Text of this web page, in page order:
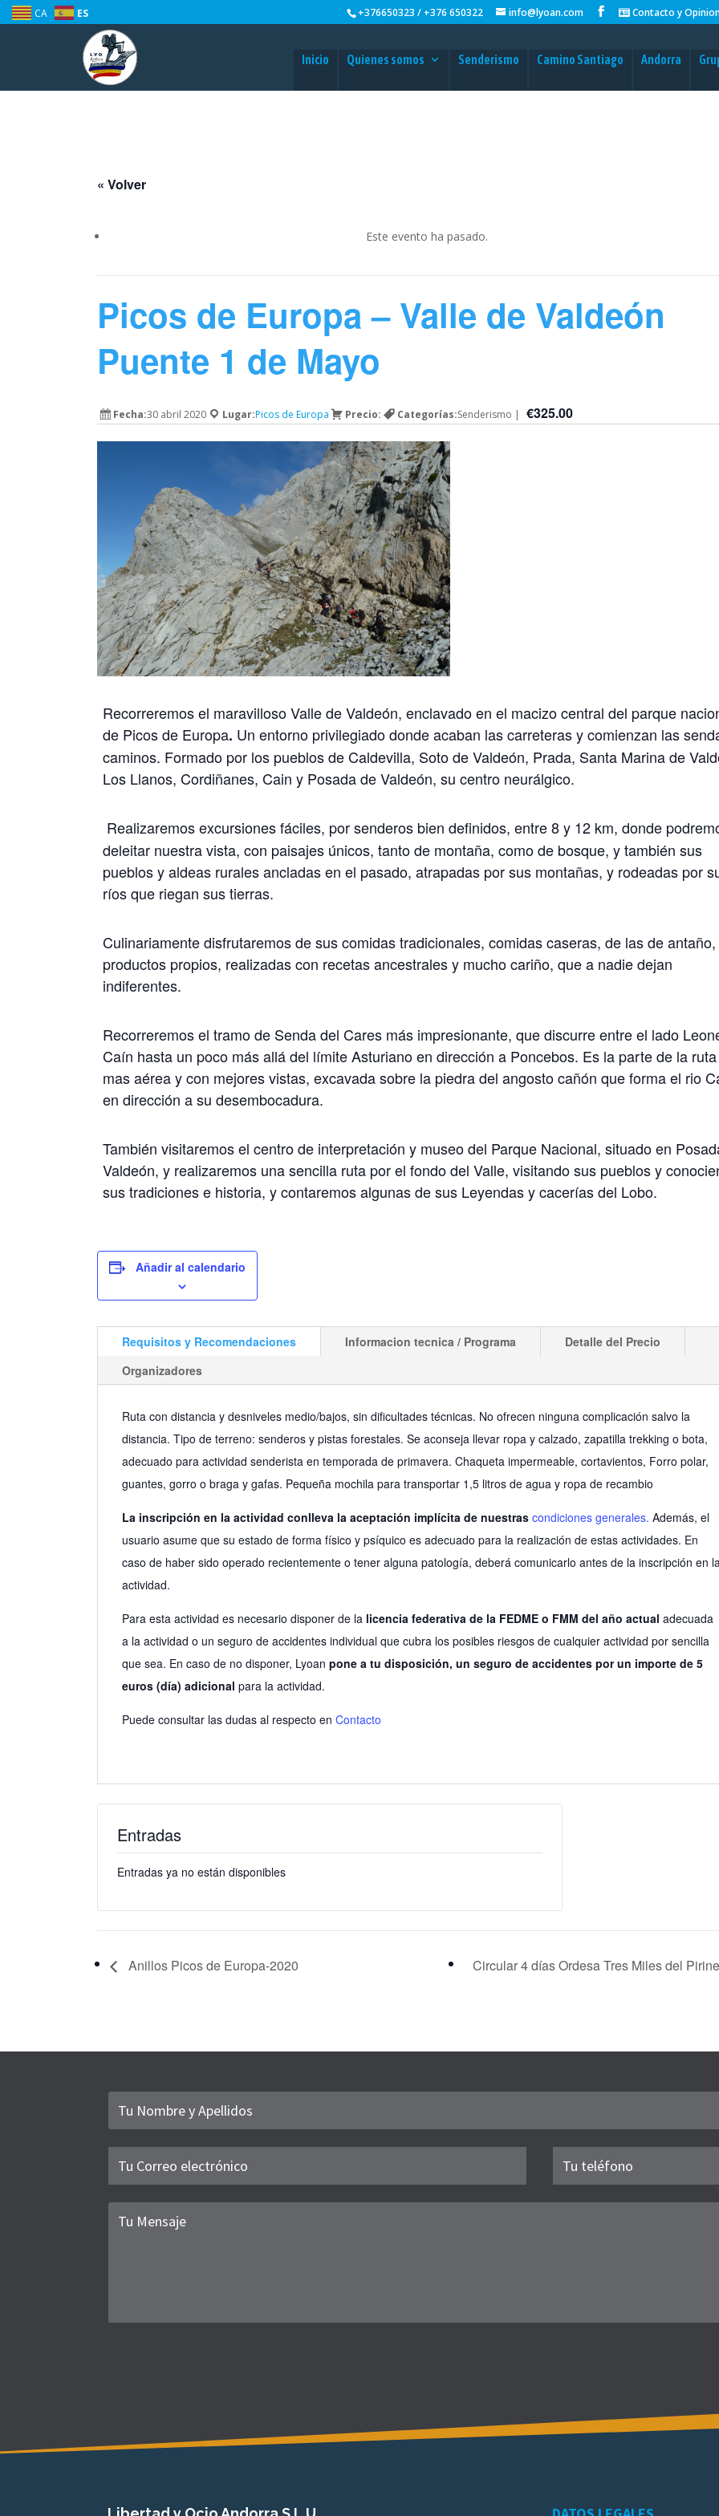
+376650323 / +376 650322 info@lyoan.com Contacto y
Inicio Quienes somos Senderismo Camino Santiago Andorra
« Volver
Este evento ha pasado.
Picos de Europa – Valle de Valdeón
Puente 1 de Mayo
Fecha:30 abril 2020 Lugar:Picos de Europa Precio: €325.00
Categorías:Senderismo |
Recorreremos el maravilloso Valle de Valdeón, enclavado en el macizo central del parque
de Picos de Europa. Un entorno privilegiado donde acaban las carreteras y comienzan las
caminos. Formado por los pueblos de Caldevilla, Soto de Valdeón, Prada, Santa Marina de
Los Llanos, Cordiñanes, Cain y Posada de Valdeón, su centro neurálgico.
Realizaremos excursiones fáciles, por senderos bien definidos, entre 8 y 12 km, donde
deleitar nuestra vista, con paisajes únicos, tanto de montaña, como de bosque, y también sus
pueblos y aldeas rurales ancladas en el pasado, atrapadas por sus montañas, y rodeadas por
ríos que riegan sus tierras.
Culinariamente disfrutaremos de sus comidas tradicionales, comidas caseras, de las de
productos propios, realizadas con recetas ancestrales y mucho cariño, que a nadie dejan
indiferentes.
Recorreremos el tramo de Senda del Cares más impresionante, que discurre entre el lado
Caín hasta un poco más allá del límite Asturiano en dirección a Poncebos. Es la parte de la ruta
mas aérea y con mejores vistas, excavada sobre la piedra del angosto cañón que forma el rio
en dirección a su desembocadura.
También visitaremos el centro de interpretación y museo del Parque Nacional, situado en
Valdeón, y realizaremos una sencilla ruta por el fondo del Valle, visitando sus pueblos y
sus tradiciones e historia, y contaremos algunas de sus Leyendas y cacerías del Lobo.
Añadir al calendario
Requisitos y Recomendaciones Informacion tecnica / Programa
Detalle del Precio
Organizadores
Ruta con distancia y desniveles medio/bajos, sin dificultades técnicas. No ofrecen ninguna complicación salvo la
distancia. Tipo de terreno: senderos y pistas forestales. Se aconseja llevar ropa y calzado, zapatilla trekking o bota,
adecuado para actividad senderista en temporada de primavera. Chaqueta impermeable, cortavientos, Forro polar,
guantes, gorro o braga y gafas. Pequeña mochila para transportar 1,5 litros de agua y ropa de recambio
La inscripción en la actividad conlleva la aceptación implícita de nuestras condiciones generales. Además, el
usuario asume que su estado de forma físico y psíquico es adecuado para la realización de estas actividades. En
caso de haber sido operado recientemente o tener alguna patología, deberá comunicarlo antes de la inscripción en
actividad.
Para esta actividad es necesario disponer de la licencia federativa de la FEDME o FMM del año actual adecuada
a la actividad o un seguro de accidentes individual que cubra los posibles riesgos de cualquier actividad por sencilla
que sea. En caso de no disponer, Lyoan pone a tu disposición, un seguro de accidentes por un importe de 5
euros (día) adicional para la actividad.
Puede consultar las dudas al respecto en Contacto
Entradas
Entradas ya no están disponibles
Anillos Picos de Europa-2020 Circular 4 días Ordesa Tres Miles del
CA ES